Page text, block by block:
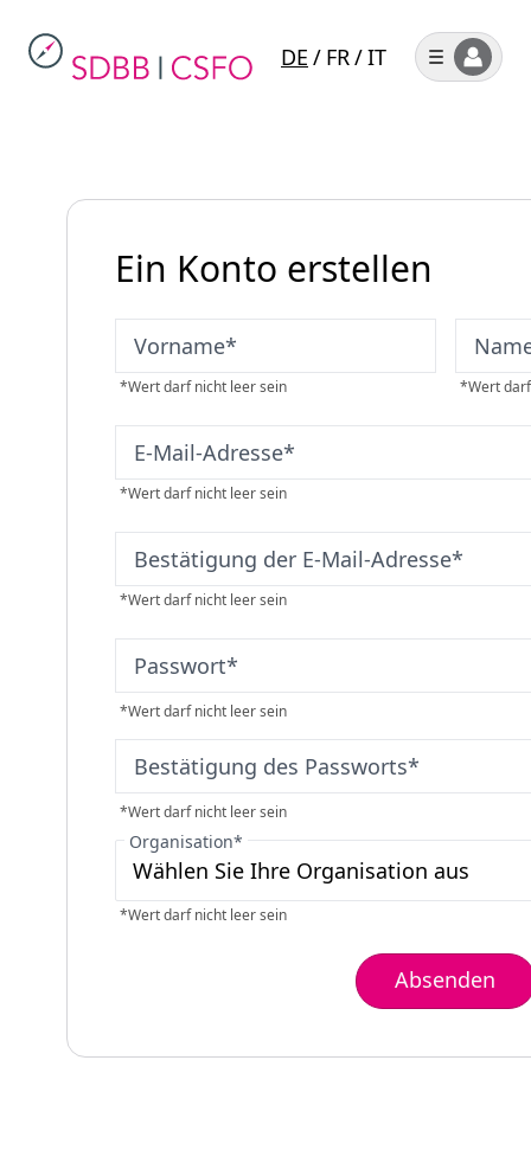
DE / FR/IT
Ein Konto erstellen
Vorname*
*Wert darf nicht leer sein *Wert
E-Mail-Adresse*
*Wert darf nicht leer sein
Bestätigung der E-Mail-Adresse*
*Wert darf nicht leer sein
Passwort*
*Wert darf nicht leer sein
Bestätigung des Passworts*
*Wert darf nicht leer sein
Organisation*
*Wert darf nicht leer sein
Absenden